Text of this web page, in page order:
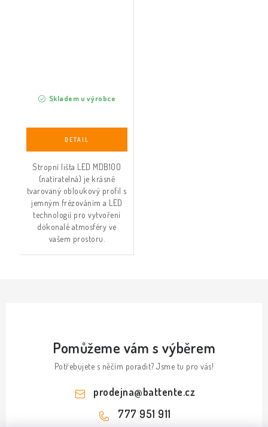
Skladem u výrobce
Stropní lišta LED MDB100
(natíratelná) je krásně
tvarovaný obloukový profil s
jemným frézováním a LED
technologií pro vytvoření
dokonalé atmosféry ve
vašem prostoru.
Pomůžeme vám s výběrem
Potřebujete s něčím poradit? Jsme tu pro vás!
prodejna@battente.cz
777 951 911